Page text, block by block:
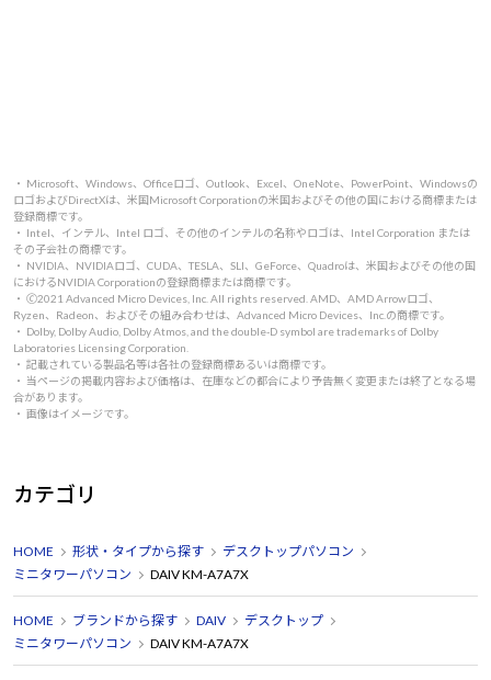
・ Microsoft、Windows、Officeロゴ、Outlook、Excel、OneNote、PowerPoint、Windowsの
ロゴおよびDirectXは、米国Microsoft Corporationの米国およびその他の国における商標または
登録商標です。
・ Intel、インテル、Intel ロゴ、その他のインテルの名称やロゴは、Intel Corporation または
その子会社の商標です。
・ NVIDIA、NVIDIAロゴ、CUDA、TESLA、SLI、GeForce、Quadroは、米国およびその他の国
におけるNVIDIA Corporationの登録商標または商標です。
・ 🄫2021 Advanced Micro Devices, Inc. All rights reserved. AMD、AMD Arrowロゴ、
Ryzen、Radeon、およびその組み合わせは、Advanced Micro Devices、Inc.の商標です。
・ Dolby, Dolby Audio, Dolby Atmos, and the double-D symbol are trademarks of Dolby
Laboratories Licensing Corporation.
・ 記載されている製品名等は各社の登録商標あるいは商標です。
・ 当ページの掲載内容および価格は、在庫などの都合により予告無く変更または終了となる場
合があります。
・ 画像はイメージです。
カテゴリ
HOME 形状・タイプから探す
デスクトップパソコン
ミニタワーパソコン
DAIV KM-A7A7X
HOME ブランドから探す DAIV
デスクトップ
ミニタワーパソコン
DAIV KM-A7A7X